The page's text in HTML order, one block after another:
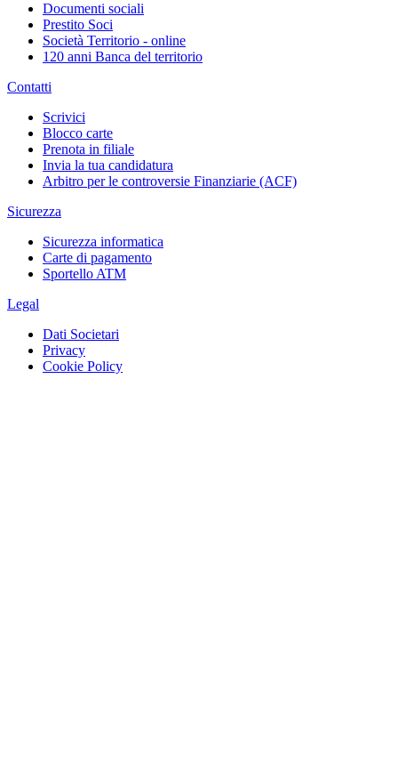
Documenti sociali
Prestito Soci
Società Territorio - online
120 anni Banca del territorio
Contatti
Scrivici
Blocco carte
Prenota in filiale
Invia la tua candidatura
Arbitro per le controversie Finanziarie (ACF)
Sicurezza
Sicurezza informatica
Carte di pagamento
Sportello ATM
Legal
Dati Societari
Privacy
Cookie Policy